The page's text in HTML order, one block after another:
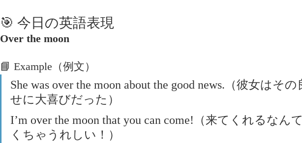
🎯 今日の英語表現
Over the moon
📘 Example（例文）
She was over the moon about the good news.（彼女はそ
せに大喜びだった）
I’m over the moon that you can come!（来てくれるなん
くちゃうれしい！）